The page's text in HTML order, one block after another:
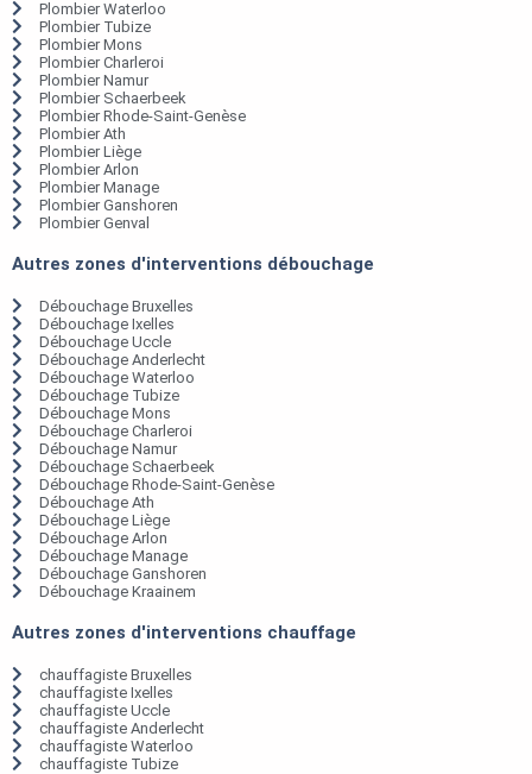
Plombier Waterloo
Plombier Tubize
Plombier Mons
Plombier Charleroi
Plombier Namur
Plombier Schaerbeek
Plombier Rhode-Saint-Genèse
Plombier Ath
Plombier Liège
Plombier Arlon
Plombier Manage
Plombier Ganshoren
Plombier Genval
Autres zones d'interventions débouchage
Débouchage Bruxelles
Débouchage Ixelles
Débouchage Uccle
Débouchage Anderlecht
Débouchage Waterloo
Débouchage Tubize
Débouchage Mons
Débouchage Charleroi
Débouchage Namur
Débouchage Schaerbeek
Débouchage Rhode-Saint-Genèse
Débouchage Ath
Débouchage Liège
Débouchage Arlon
Débouchage Manage
Débouchage Ganshoren
Débouchage Kraainem
Autres zones d'interventions chauffage
chauffagiste Bruxelles
chauffagiste Ixelles
chauffagiste Uccle
chauffagiste Anderlecht
chauffagiste Waterloo
chauffagiste Tubize